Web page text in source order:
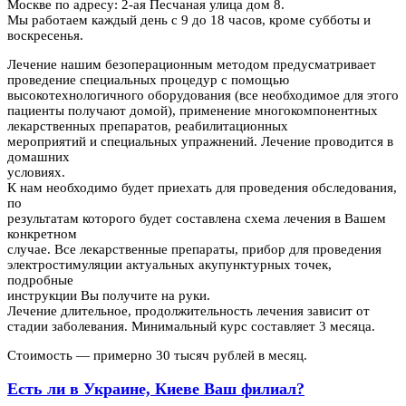
Москве по адресу: 2-ая Песчаная улица дом 8.
Мы работаем каждый день с 9 до 18 часов, кроме субботы и
воскресенья.
Лечение нашим безоперационным методом предусматривает
проведение специальных процедур с помощью
высокотехнологичного оборудования (все необходимое для этого
пациенты получают домой), применение многокомпонентных
лекарственных препаратов, реабилитационных
мероприятий и специальных упражнений. Лечение проводится в
домашних
условиях.
К нам необходимо будет приехать для проведения обследования,
по
результатам которого будет составлена схема лечения в Вашем
конкретном
случае. Все лекарственные препараты, прибор для проведения
электростимуляции актуальных акупунктурных точек,
подробные
инструкции Вы получите на руки.
Лечение длительное, продолжительность лечения зависит от
стадии заболевания. Минимальный курс составляет 3 месяца.
Стоимость — примерно 30 тысяч рублей в месяц.
Есть ли в Украине, Киеве Ваш филиал?